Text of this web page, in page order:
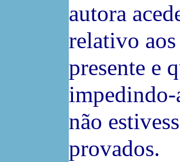
autora
relativo
presente e
impedindo-
não
provados.